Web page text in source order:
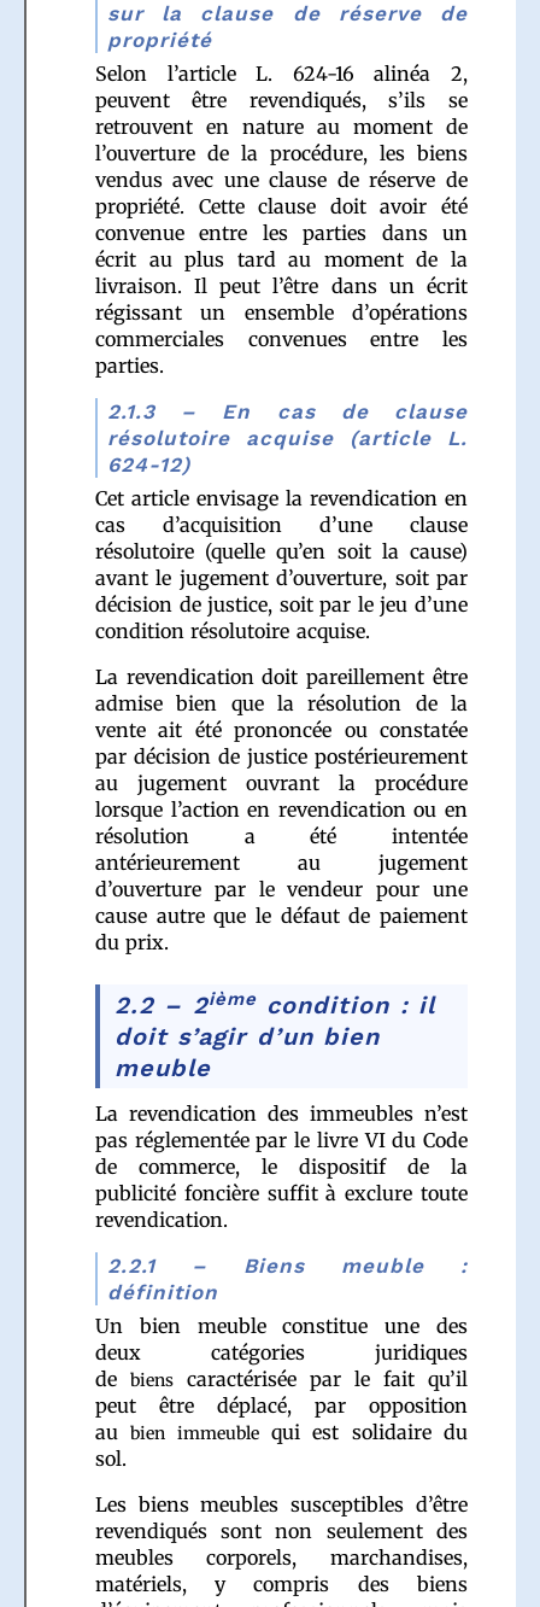
sur la clause de réserve de
propriété
Selon l’article L. 624-16 alinéa 2,
peuvent être revendiqués, s’ils se
retrouvent en nature au moment de
l’ouverture de la procédure, les biens
vendus avec une clause de réserve de
propriété. Cette clause doit avoir été
convenue entre les parties dans un
écrit au plus tard au moment de la
livraison. Il peut l’être dans un écrit
régissant un ensemble d’opérations
commerciales convenues entre les
parties.
2.1.3 – En cas de clause
résolutoire acquise (article L.
624-12)
Cet article envisage la revendication en
cas d’acquisition d’une clause
résolutoire (quelle qu’en soit la cause)
avant le jugement d’ouverture, soit par
décision de justice, soit par le jeu d’une
condition résolutoire acquise.
La revendication doit pareillement être
admise bien que la résolution de la
vente ait été prononcée ou constatée
par décision de justice postérieurement
au jugement ouvrant la procédure
lorsque l’action en revendication ou en
résolution a été intentée
antérieurement au jugement
d’ouverture par le vendeur pour une
cause autre que le défaut de paiement
du prix.
2.2 – 2ièmecondition : il
doit s’agir d’un bien
meuble
La revendication des immeubles n’est
pas réglementée par le livre VI du Code
de commerce, le dispositif de la
publicité foncière suffit à exclure toute
revendication.
2.2.1 – Biens meuble :
définition
Un bien meuble constitue une des
deux catégories juridiques
de biens caractérisée par le fait qu’il
peut être déplacé, par opposition
aubien immeublequi est solidaire du
sol.
Les biens meubles susceptibles d’être
revendiqués sont non seulement des
meubles corporels, marchandises,
matériels, y compris des biens